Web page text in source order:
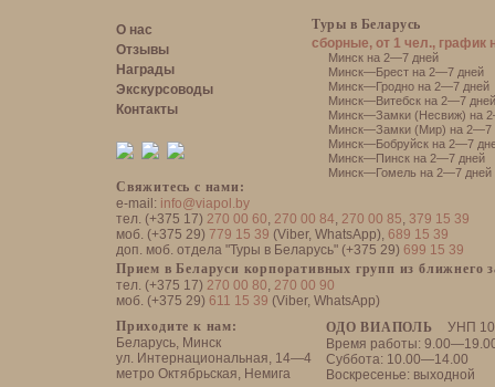
О нас
Отзывы
Награды
Экскурсоводы
Контакты
Свяжитесь с нами:
e-mail: info@viapol.by
тел. (+375 17) 270 00 60, 270 00 84, 270 00 85, 379 15 39
моб. (+375 29) 779 15 39 (Viber, WhatsApp), 689 15 39
доп. моб. отдела "Туры в Беларусь" (+375 29) 699 15 39
Прием в Беларуси корпоративных групп из ближнего
тел. (+375 17) 270 00 80, 270 00 90
моб. (+375 29) 611 15 39 (Viber, WhatsApp)
ОДО ВИАПОЛЬ
УНП
Время работы:
Суббота: 10.00—14.00
Воскресенье: выходной
Приходите к нам:
Беларусь, Минск
ул. Интернациональная, 14—4
метро Октябрьская, Немига
Туры в Беларусь
сборные, от 1 чел., график
Минск на 2—7 дней
Минск—Брест на 2—7 дней
Минск—Гродно на 2—7 дней
Минск—Витебск на 2—7 дней
Минск—Замки (Несвиж) на
Минск—Замки (Мир) на 2—7
Минск—Бобруйск на 2—7
Минск—Пинск на 2—7 дней
Минск—Гомель на 2—7 дней